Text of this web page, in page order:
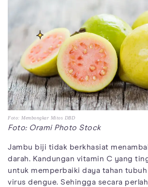
Foto: Membongkar Mitos DBD
Foto: Orami Photo Stock
Jambu biji tidak berkhasiat
darah. Kandungan vitamin C yang
untuk memperbaiki daya tahan
virus dengue. Sehingga secara